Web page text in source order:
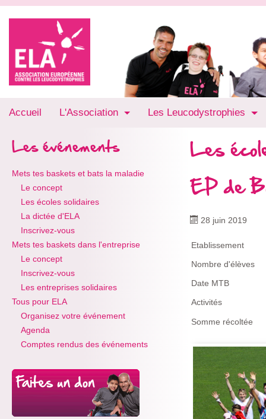
Accueil L'Association Les Leucodystrophies
Les événements
Mets tes baskets et bats la maladie
Le concept
Les écoles solidaires
La dictée d'ELA
Inscrivez-vous
Mets tes baskets dans l'entreprise
Le concept
Inscrivez-vous
Les entreprises solidaires
Tous pour ELA
Organisez votre événement
Agenda
Comptes rendus des événements
Les
EP de
28 juin 2019
Etablissement
Nombre d'élèves
Date MTB
Activités
Somme récoltée